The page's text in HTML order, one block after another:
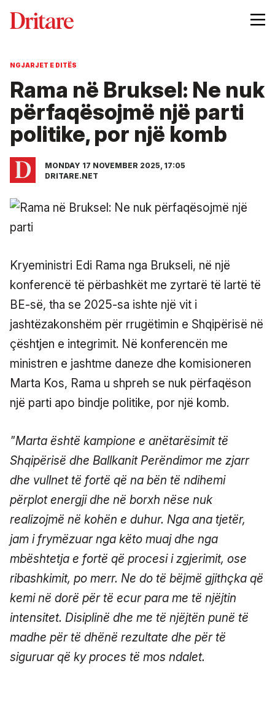
NGJARJET E DITËS
Rama në Bruksel: Ne nuk
përfaqësojmë një parti
politike, por një komb
MONDAY 17 NOVEMBER 2025, 17:05
DRITARE.NET
Kryeministri Edi Rama nga Brukseli, në një
konferencë të përbashkët me zyrtarë të lartë të
BE-së, tha se 2025-sa ishte një vit i
jashtëzakonshëm për rrugëtimin e Shqipërisë në
çështjen e integrimit. Në konferencën me
ministren e jashtme daneze dhe komisioneren
Marta Kos, Rama u shpreh se nuk përfaqëson
një parti apo bindje politike, por një komb.
"Marta është kampione e anëtarësimit të
Shqipërisë dhe Ballkanit Perëndimor me zjarr
dhe vullnet të fortë që na bën të ndihemi
përplot energji dhe në borxh nëse nuk
realizojmë në kohën e duhur. Nga ana tjetër,
jam i frymëzuar nga këto muaj dhe nga
mbështetja e fortë që procesi i zgjerimit, ose
ribashkimit, po merr. Ne do të bëjmë gjithçka që
kemi në dorë për të ecur para me të njëjtin
intensitet. Disiplinë dhe me të njëjtën punë të
madhe për të dhënë rezultate dhe për të
siguruar që ky proces të mos ndalet.